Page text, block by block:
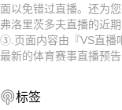
2026-08-17
2026-08-17
2026-08-17
2026-08-17
面以免错过直播。还为
弗洛里茨多夫直播的近
③.页面内容由『VS直播
最新的体育赛事直播预
标签